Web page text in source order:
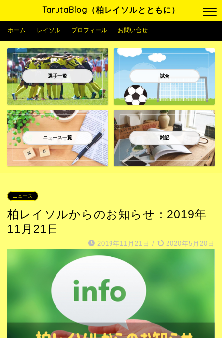
TarutaBlog（柏レイソルとともに）
ホーム レイソル プロフィール お問い合せ
選手一覧 試合
ニュース一覧 雑記
ニュース
柏レイソルからのお知らせ：2019年
11月21日
2019年11月21日 / 2020年5月20日